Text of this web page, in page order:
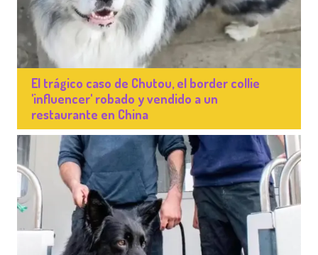
El trágico caso de Chutou, el border collie
'influencer' robado y vendido a un
restaurante en China